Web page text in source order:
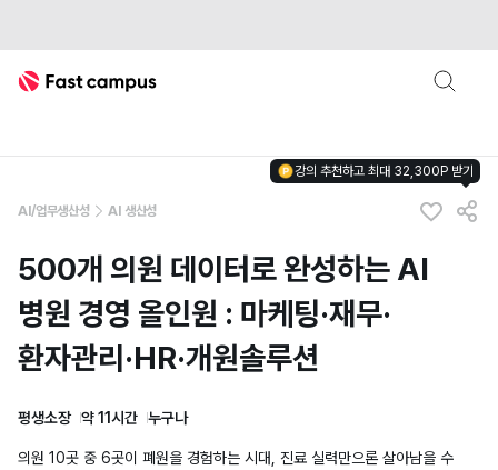
Fast Campus
AI/업무생산성 AI 생산성
강의 추천하고 최대 32,300P 받기
500개 의원 데이터로 완성하는 AI
병원 경영 올인원 : 마케팅·재무·
환자관리·HR·개원솔루션
평생소장 약 11시간 누구나
의원 10곳 중 6곳이 폐원을 경험하는 시대, 진료 실력만으론 살아남을 수